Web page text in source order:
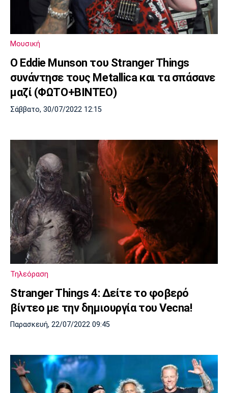
Μουσική
O Eddie Munson του Stranger Things
συνάντησε τους Metallica και τα σπάσανε
μαζί (ΦΩΤΟ+ΒΙΝΤΕΟ)
Σάββατο, 30/07/2022 12:15
Τηλεόραση
Stranger Things 4: Δείτε το φοβερό
βίντεο με την δημιουργία του Vecna!
Παρασκευή, 22/07/2022 09:45